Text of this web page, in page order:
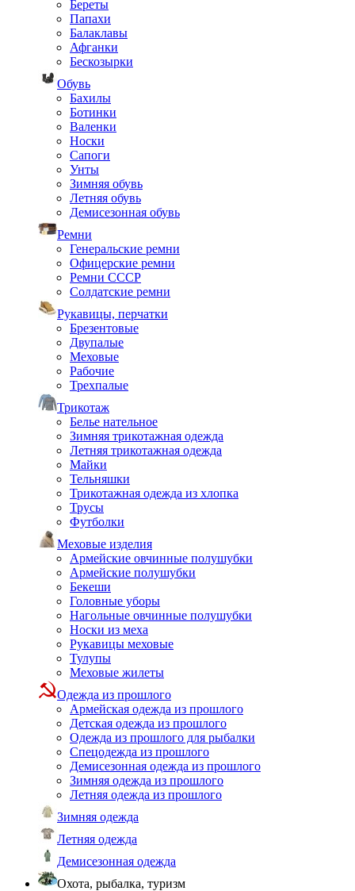
Береты
Папахи
Балаклавы
Афганки
Бескозырки
Обувь
Бахилы
Ботинки
Валенки
Носки
Сапоги
Унты
Зимняя обувь
Летняя обувь
Демисезонная обувь
Ремни
Генеральские ремни
Офицерские ремни
Ремни СССР
Солдатские ремни
Рукавицы, перчатки
Брезентовые
Двупалые
Меховые
Рабочие
Трехпалые
Трикотаж
Белье нательное
Зимняя трикотажная одежда
Летняя трикотажная одежда
Майки
Тельняшки
Трикотажная одежда из хлопка
Трусы
Футболки
Меховые изделия
Армейские овчинные полушубки
Армейские полушубки
Бекеши
Головные уборы
Нагольные овчинные полушубки
Носки из меха
Рукавицы меховые
Тулупы
Меховые жилеты
Одежда из прошлого
Армейская одежда из прошлого
Детская одежда из прошлого
Одежда из прошлого для рыбалки
Спецодежда из прошлого
Демисезонная одежда из прошлого
Зимняя одежда из прошлого
Летняя одежда из прошлого
Зимняя одежда
Летняя одежда
Демисезонная одежда
Охота, рыбалка, туризм